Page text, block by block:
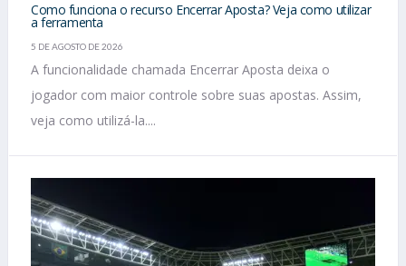
Como funciona o recurso Encerrar Aposta? Veja como utilizar
a ferramenta
5 DE AGOSTO DE 2026
A funcionalidade chamada Encerrar Aposta deixa o
jogador com maior controle sobre suas apostas. Assim,
veja como utilizá-la....